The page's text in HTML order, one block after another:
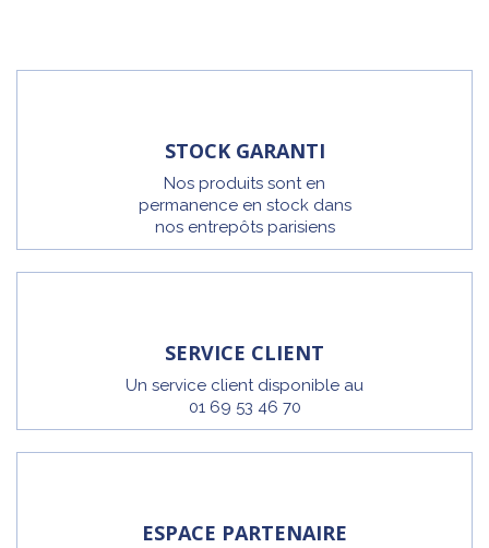
STOCK GARANTI
Nos produits sont en
permanence en stock dans
nos entrepôts parisiens
SERVICE CLIENT
Un service client disponible au
01 69 53 46 70
ESPACE PARTENAIRE